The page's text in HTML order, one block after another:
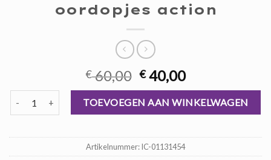
oordopjes action
€60,00 Oorspronkelijke
prijs
was:
€ 60,00.
€40,00Huidige
prijs
is:
€ 40,00.
oordopjes action aantalTOEVOEGEN AAN WINKELWAGEN
Artikelnummer:IC-01131454